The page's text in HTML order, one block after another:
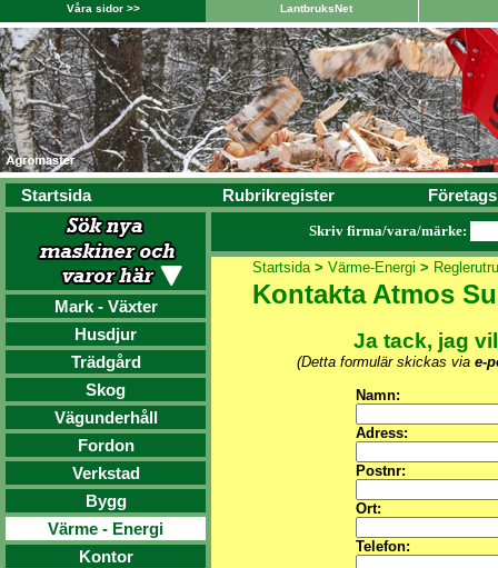
Våra sidor >> LantbruksNet
Startsida Rubrikregister
Mark - Växter
Husdjur
Trädgård
Skog
Vägunderhåll
Fordon
Verkstad
Bygg
Värme - Energi
Kontor
Skriv firma/vara/märke:
Startsida> Värme-Energi >
Kontakta Atmos
Ja tack, jag
(Detta formulär skickas via e-
Namn:
Adress:
Postnr:
Ort:
Telefon: